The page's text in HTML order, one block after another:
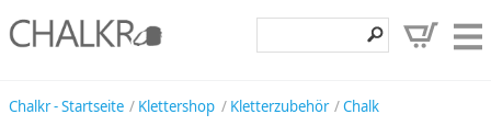
Chalkr - Startseite Klettershop Kletterzubehör Chalk